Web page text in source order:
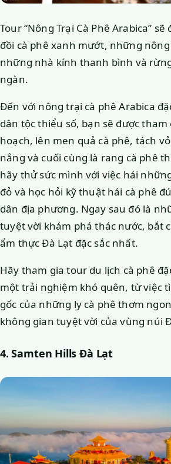
Tour “Nông Trại Cà Phê Arabica”
đồi cà phê xanh mướt, những
những nhà kính thanh bình và
ngàn.
Đến với nông trại cà phê Arabica
dân tộc thiểu số, bạn sẽ được
hoạch, lên men quả cà phê, tách
nắng và cuối cùng là rang cà phê
hãy thử sức mình với việc hái
đỏ và học hỏi kỹ thuật hái cà phê
dân địa phương. Ngay sau đó là
tuyệt vời khám phá thác nước, bắt
ẩm thực Đà Lạt đặc sắc nhất.
Hãy tham gia tour du lịch cà phê
một trải nghiệm khó quên, từ việc
gốc của những ly cà phê thơm
không gian tuyệt vời của vùng núi
4. Samten Hills Đà Lạt